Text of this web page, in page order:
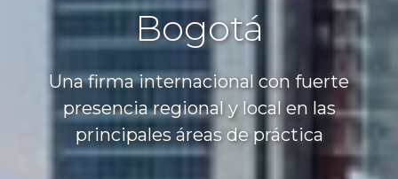
Bogotá
Una firma internacional con fuerte
presencia regional y local en las
principales áreas de práctica